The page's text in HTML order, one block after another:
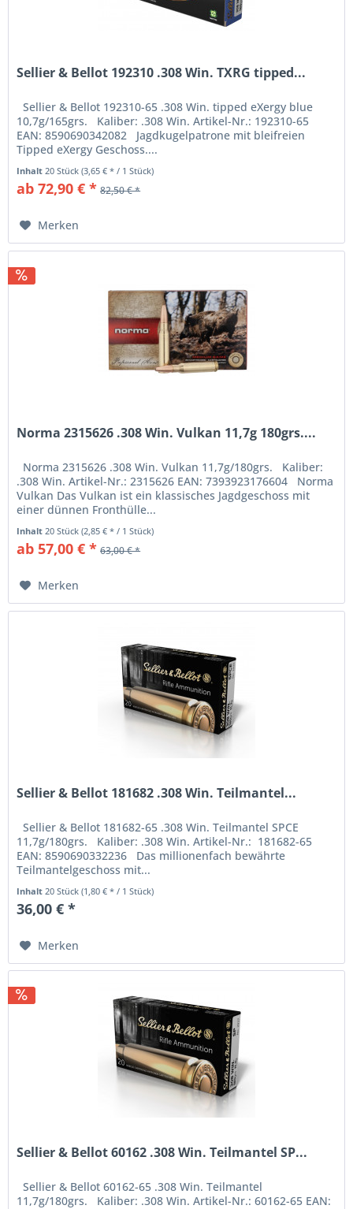
Sellier & Bellot 192310 .308 Win. TXRG tipped...
Sellier & Bellot 192310-65 .308 Win. tipped eXergy blue
10,7g/165grs. Kaliber: .308 Win. Artikel-Nr.: 192310-65
EAN: 8590690342082 Jagdkugelpatrone mit bleifreien
Tipped eXergy Geschoss....
Inhalt20 Stück(3,65 € * / 1 Stück)
ab 72,90 € * 82,50 € *
Merken
Norma 2315626 .308 Win. Vulkan 11,7g 180grs....
Norma 2315626 .308 Win. Vulkan 11,7g/180grs. Kaliber:
.308 Win. Artikel-Nr.: 2315626 EAN: 7393923176604 Norma
Vulkan Das Vulkan ist ein klassisches Jagdgeschoss mit
einer dünnen Fronthülle...
Inhalt 20 Stück(2,85 € * / 1 Stück)
ab 57,00 € * 63,00 € *
Merken
Sellier & Bellot 181682 .308 Win. Teilmantel...
Sellier & Bellot 181682-65 .308 Win. Teilmantel SPCE
11,7g/180grs. Kaliber: .308 Win. Artikel-Nr.: 181682-65
EAN: 8590690332236 Das millionenfach bewährte
Teilmantelgeschoss mit...
Inhalt 20 Stück(1,80 € * / 1 Stück)
36,00 € *
Merken
Sellier & Bellot 60162 .308 Win. Teilmantel SP...
Sellier & Bellot 60162-65 .308 Win. Teilmantel
11,7g/180grs. Kaliber: .308 Win. Artikel-Nr.: 60162-65 EAN: